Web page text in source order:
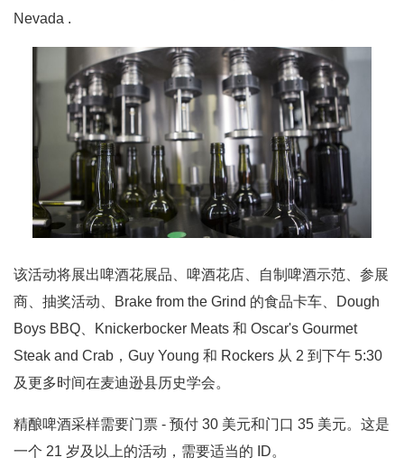
Nevada .
该活动将展出啤酒花展品、啤酒花店、自制啤酒示范、参展
商、抽奖活动、Brake from the Grind 的食品卡车、Dough
Boys BBQ、Knickerbocker Meats 和 Oscar's Gourmet
Steak and Crab，Guy Young 和 Rockers 从 2 到下午 5:30
及更多时间在麦迪逊县历史学会。
精酿啤酒采样需要门票 - 预付 30 美元和门口 35 美元。这是
一个 21 岁及以上的活动，需要适当的 ID。